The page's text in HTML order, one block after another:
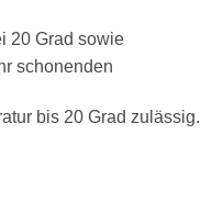
20 Grad sowie
schonenden
bis 20 Grad zulässig.